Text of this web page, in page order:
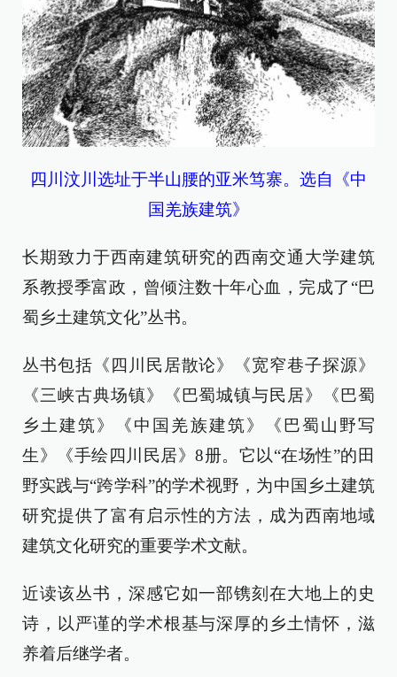
四川汶川选址于半山腰的亚米笃寨。选自《中
国羌族建筑》
长期致力于西南建筑研究的西南交通大学建筑
系教授季富政，曾倾注数十年心血，完成了“巴
蜀乡土建筑文化”丛书。
丛书包括《四川民居散论》《宽窄巷子探源》
《三峡古典场镇》《巴蜀城镇与民居》《巴蜀
乡土建筑》《中国羌族建筑》《巴蜀山野写
生》《手绘四川民居》8册。它以“在场性”的田
野实践与“跨学科”的学术视野，为中国乡土建筑
研究提供了富有启示性的方法，成为西南地域
建筑文化研究的重要学术文献。
近读该丛书，深感它如一部镌刻在大地上的史
诗，以严谨的学术根基与深厚的乡土情怀，滋
养着后继学者。